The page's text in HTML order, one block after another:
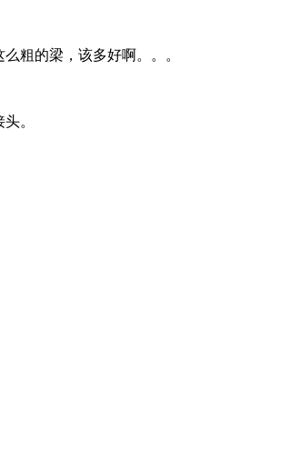
粗的梁，该多好啊。。。
。